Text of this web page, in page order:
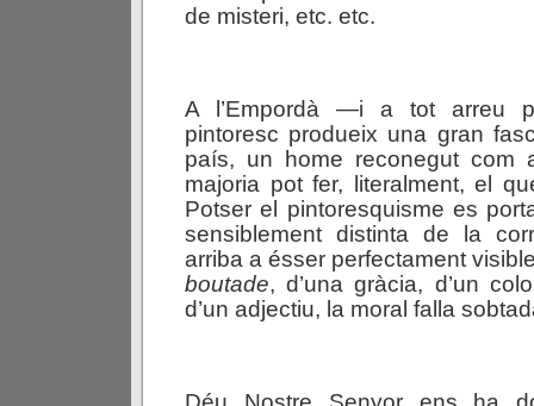
de misteri, etc. etc.
A l’Empordà —i a tot arreu
pintoresc produeix una gran
país, un home reconegut com
majoria pot fer, literalment, el
Potser el pintoresquisme es
sensiblement distinta de la
arriba a ésser perfectament
boutade, d’una gràcia, d’un
d’un adjectiu, la moral falla